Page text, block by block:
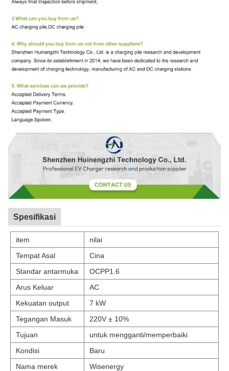
Spesifikasi
item
nilai
Tempat Asal
Cina
Standar antarmuka
OCPP1.6
Arus Keluar
AC
Kekuatan output
7 kW
Tegangan Masuk
220V ± 10%
Tujuan
untuk mengganti/memperbaiki
Kondisi
Baru
Nama merek
Wisenergy